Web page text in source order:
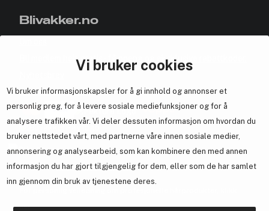
Vi bruker cookies
Vi bruker informasjonskapsler for å gi innhold og annonser et
personlig preg, for å levere sosiale mediefunksjoner og for å
analysere trafikken vår. Vi deler dessuten informasjon om hvordan du
bruker nettstedet vårt, med partnerne våre innen sosiale medier,
annonsering og analysearbeid, som kan kombinere den med annen
informasjon du har gjort tilgjengelig for dem, eller som de har samlet
inn gjennom din bruk av tjenestene deres.
Blivakker.no
Bli medlem helt gratis - få poeng og eksklusive rabattkoder.
Samarbeid med oss
En del avBrandsdal Group AS
her.